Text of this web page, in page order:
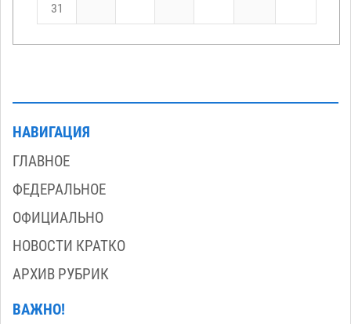
31
НАВИГАЦИЯ
ГЛАВНОЕ
ФЕДЕРАЛЬНОЕ
ОФИЦИАЛЬНО
НОВОСТИ КРАТКО
АРХИВ РУБРИК
ВАЖНО!